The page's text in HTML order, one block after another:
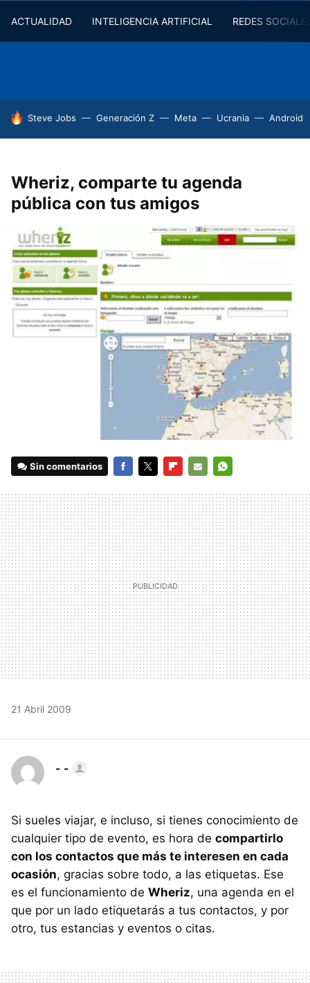
ACTUALIDAD INTELIGENCIA ARTIFICIAL REDES
HOY SE HABLA DE
Steve Jobs Generación Z Meta Ucrania Android
Wheriz, comparte tu agenda
pública con tus amigos
Sin comentarios
MAIL
21 Abril 2009
- -
Si sueles viajar, e incluso, si tienes conocimiento de
cualquier tipo de evento, es hora de compartirlo
con los contactos que más te interesen en cada
ocasión, gracias sobre todo, a las etiquetas. Ese
es el funcionamiento de Wheriz, una agenda en el
que por un lado etiquetarás a tus contactos, y por
otro, tus estancias y eventos o citas.